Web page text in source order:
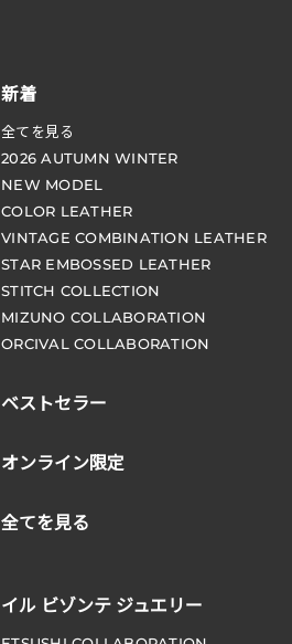
新着
全てを見る
2026 AUTUMN WINTER
NEW MODEL
COLOR LEATHER
VINTAGE COMBINATION LEATHER
STAR EMBOSSED LEATHER
STITCH COLLECTION
MIZUNO COLLABORATION
ORCIVAL COLLABORATION
ベストセラー
オンライン限定
全てを見る
イル ビゾンテ ジュエリー